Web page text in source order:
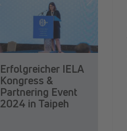
Next
Erfolgreicher IELA
Kongress &
Partnering Event
2024 in Taipeh